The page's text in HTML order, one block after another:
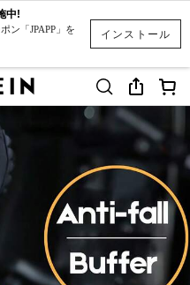
インストール
中!
ン「JPAPP」を